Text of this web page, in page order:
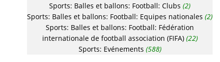
Sports: Balles et ballons: Football: Clubs (2)
Sports: Balles et ballons: Football: Equipes nationales (2)
Sports: Balles et ballons: Football: Fédération
internationale de football association (FIFA) (22)
Sports: Evénements (588)